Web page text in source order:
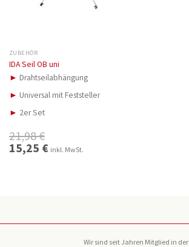
ZUBEHÖR
IDA Seil OB uni
► Drahtseilabhängung
► Universal mit Feststeller
► 2er Set
21,98€
Ursprünglicher
Preis
15,25 €Aktueller
Preis
inkl. MwSt.
Wir sind seit Jahren Mitglied in der